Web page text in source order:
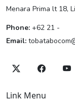
Menara Prima lt 18,
Phone: +62 21 -
Email:
Link Menu